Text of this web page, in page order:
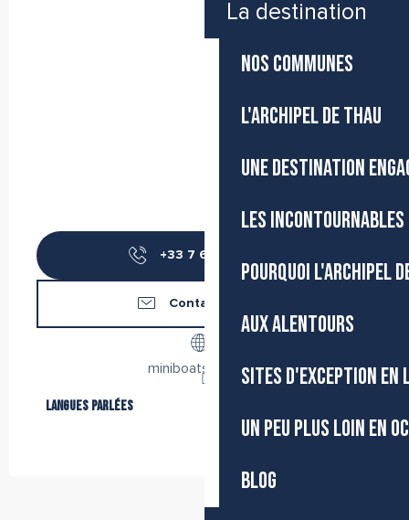
La destination
NOS COMMUNES
L'ARCHIPEL DE THAU
UNE DESTINATION
LES
POURQUOI L'ARCHIPEL
AUX ALENTOURS
SITES D'EXCEPTION EN
UN PEU PLUS LOIN EN
BLOG
+33 7 67 58 42
Contactez-nous
miniboatsete.com
Langues parlées
Langues parlées